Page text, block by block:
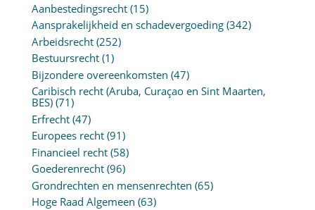
Aanbestedingsrecht(15)
Aansprakelijkheid en schadevergoeding(342)
Arbeidsrecht(252)
Bestuursrecht(1)
Bijzondere overeenkomsten (47)
Caribisch recht (Aruba, Curaçao en Sint Maarten,
BES)(71)
Erfrecht(47)
Europees recht(91)
Financieel recht(58)
Goederenrecht(96)
Grondrechten en mensenrechten (65)
Hoge Raad Algemeen (63)